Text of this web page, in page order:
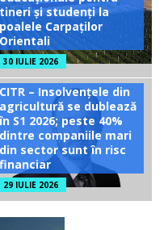
tineri și studenți la
poalele Carpaților
Orientali
30 IULIE 2026
CITR – Insolvențele din
agricultură se dublează
în S1 2026; peste 40%
dintre companiile mari
din sector sunt în risc
financiar
29 IULIE 2026